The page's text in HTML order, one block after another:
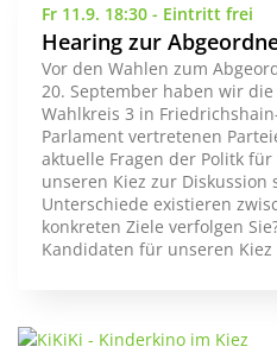
Fr 11.9. 18:30 - Eintritt frei
Hearing zur
Vor den Wahlen zum
20. September haben wir
Wahlkreis 3 in
Parlament vertretenen
aktuelle Fragen der Politk
unseren Kiez zur Diskussion
Unterschiede existieren
konkreten Ziele verfolgen
Kandidaten für unseren Kiez